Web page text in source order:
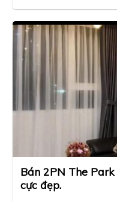
Bán 2PN The
cực đẹp.